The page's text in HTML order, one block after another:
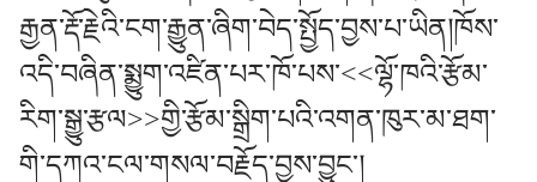
རྒྱན་རྡོ་རྗེའི་ངག་རྒྱུན་ཞིག་བེད་སྤྱོད་བྱས་པ་ཡིན།ཁོས་
འདི་བཞིན་སྨྱུག་འཛིན་པར་ཁོ་པས་<<ལྷོ་ཁའི་རྩོམ་
རིག་སྒྱུ་རྩལ>>གྱི་རྩོམ་སྒྲིག་པའི་འགན་ཁུར་མ་ཐག་
གི་དཀའ་ངལ་གསལ་བརྗོད་བྱས་བྱུང་།